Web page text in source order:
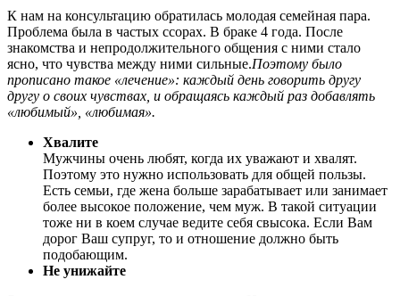
К нам на консультацию обратилась молодая семейная пара.
Проблема была в частых ссорах. В браке 4 года. После
знакомства и непродолжительного общения с ними стало
ясно, что чувства между ними сильные.Поэтому было
прописано такое «лечение»: каждый день говорить другу
другу о своих чувствах, и обращаясь каждый раз добавлять
«любимый», «любимая».
Хвалите
Мужчины очень любят, когда их уважают и хвалят.
Поэтому это нужно использовать для общей пользы.
Есть семьи, где жена больше зарабатывает или занимает
более высокое положение, чем муж. В такой ситуации
тоже ни в коем случае ведите себя свысока. Если Вам
дорог Ваш супруг, то и отношение должно быть
подобающим.
Не унижайте